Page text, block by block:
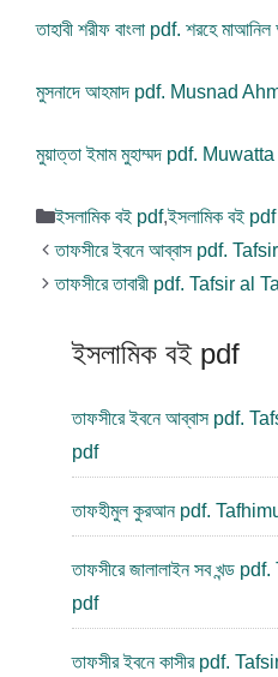
তাহাবী শরীফ বাংলা pdf. শরহে
মুসনাদে আহমাদ pdf. Musnad
মুয়াত্তা ইমাম মুহাম্মদ pdf.
বিভাগ
সমূহ
ইসলামিক বই pdf,ইসলামিক বই
তাফসীরে ইবনে আব্বাস pdf.
তাফসীরে তাবারী pdf. Tafsir
ইসলামিক বই pdf
তাফসীরে ইবনে আব্বাস pdf.
pdf
তাফহীমুল কুরআন pdf.
তাফসীরে জালালাইন সব খন্ড
pdf
তাফসীর ইবনে কাসীর pdf.